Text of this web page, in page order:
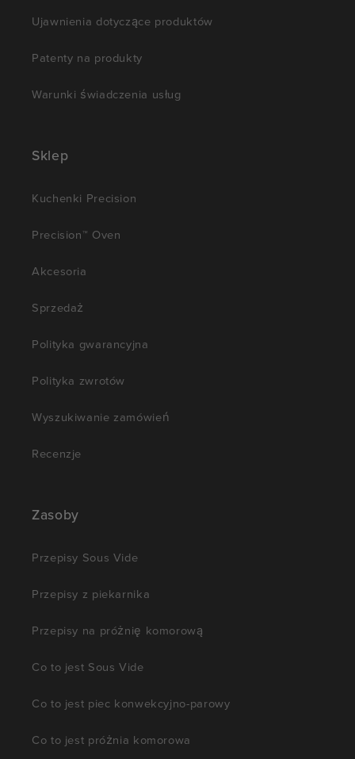
Ujawnienia dotyczące produktów
Patenty na produkty
Warunki świadczenia usług
Sklep
Kuchenki Precision
Precision™ Oven
Akcesoria
Sprzedaż
Polityka gwarancyjna
Polityka zwrotów
Wyszukiwanie zamówień
Recenzje
Zasoby
Przepisy Sous Vide
Przepisy z piekarnika
Przepisy na próżnię komorową
Co to jest Sous Vide
Co to jest piec konwekcyjno-parowy
Co to jest próżnia komorowa